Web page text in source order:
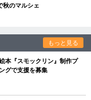
秋のマルシェ
もっと見る
本『スモックリン』制作プ
グで支援を募集